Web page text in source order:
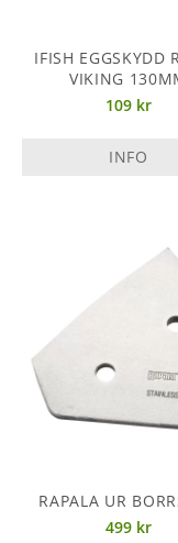
IFISH EGGSKYDD
VIKING
109 kr
INFO
RAPALA UR
499 kr